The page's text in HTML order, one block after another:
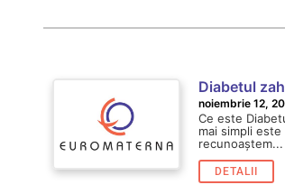
Diabetul
noiembrie 12,
Ce este
mai simpli
recunoaștem...
DETALII